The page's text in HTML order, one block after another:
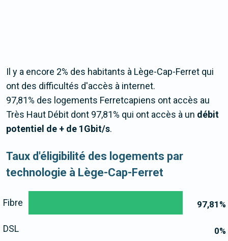
Il y a encore 2% des habitants à Lège-Cap-Ferret qui
ont des difficultés d'accès à internet.
97,81% des logements Ferretcapiens ont accès au
Très Haut Débit dont 97,81% qui ont accès à un débit
potentiel de + de 1Gbit/s.
Taux d'éligibilité des logements par
technologie à Lège-Cap-Ferret
97,81 %
0%
Fibre
DSL